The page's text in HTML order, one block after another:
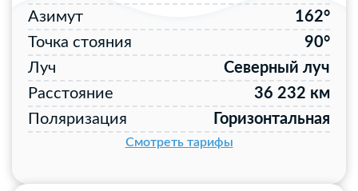
Азимут
162°
Точка стояния
90°
Луч
Северный луч
Расстояние
36 232 км
Поляризация
Горизонтальная
Смотреть тарифы